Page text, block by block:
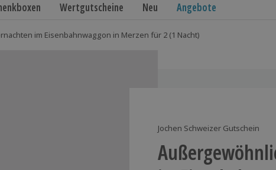
Wertgutscheine Neu Angebote
im Eisenbahnwaggon in Merzen für 2 (1 Nacht)
Jochen Schweizer Gutschein